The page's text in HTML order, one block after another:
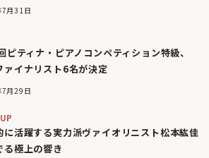
月31日
ピティナ・ピアノコンペティション特級、
ァイナリスト6名が決定
月29日
に活躍する実力派ヴァイオリニスト松本紘佳
る極上の響き